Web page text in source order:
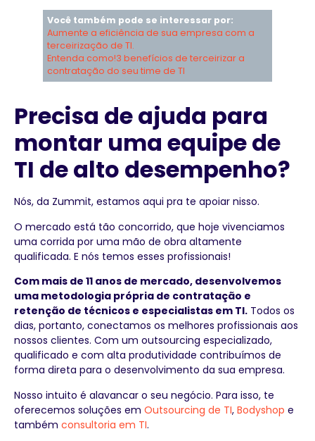
Você também pode se interessar por:
Aumente a eficiência de sua empresa com a
terceirização de TI.
Entenda como!3 benefícios de terceirizar a
contratação do seu time de TI
Precisa de ajuda para
montar uma equipe de
TI de alto desempenho?
Nós, da Zummit, estamos aqui pra te apoiar nisso.
O mercado está tão concorrido, que hoje vivenciamos
uma corrida por uma mão de obra altamente
qualificada. E nós temos esses profissionais!
Com mais de 11 anos de mercado, desenvolvemos
uma metodologia própria de contratação e
retenção de técnicos e especialistas em TI. Todos os
dias, portanto, conectamos os melhores profissionais aos
nossos clientes. Com um outsourcing especializado,
qualificado e com alta produtividade contribuímos de
forma direta para o desenvolvimento da sua empresa.
Nosso intuito é alavancar o seu negócio. Para isso, te
oferecemos soluções em Outsourcing de TI, Bodyshop e
também consultoria em TI.